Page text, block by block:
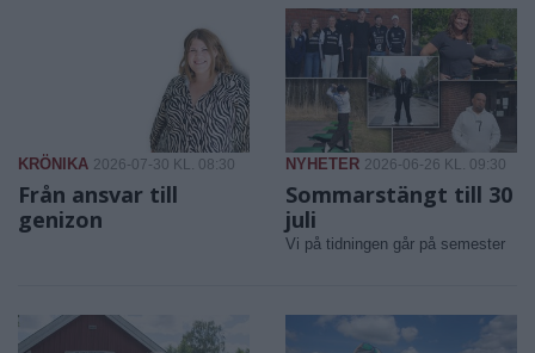
KRÖNIKA 2026-07-30 KL. 08:30
Från ansvar till
genizon
NYHETER 2026-06-26 KL. 09:30
Sommarstängt till 30
juli
Vi på tidningen går på semester